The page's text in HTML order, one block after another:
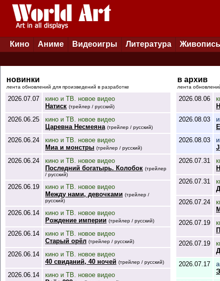
Кино Аниме Видеоигры Литература Живопись
новинки
лента обновлений для произведений в разработке
2026.07.07
кино и ТВ. новое видео
Натиск (трейлер / русский)
2026.06.25
кино и ТВ. новое видео
Царевна Несмеяна (трейлер / русский)
2026.06.24
кино и ТВ. новое видео
Миа и монстры (трейлер / русский)
2026.06.24
кино и ТВ. новое видео
Последний богатырь. Колобок (трейлер
/ русский)
2026.06.19
кино и ТВ. новое видео
Между нами, девочками (трейлер /
русский)
2026.06.14
кино и ТВ. новое видео
Рождение империи (трейлер / русский)
2026.06.14
кино и ТВ. новое видео
Старый орёл (трейлер / русский)
2026.06.14
кино и ТВ. новое видео
40 свиданий, 40 ночей (трейлер / русский)
2026.06.14
кино и ТВ. новое видео
в архив
лента
2026.08.06
2026.08.03
2026.08.03
2026.07.31
2026.07.31
2026.07.24
2026.07.19
2026.07.19
2026.07.17